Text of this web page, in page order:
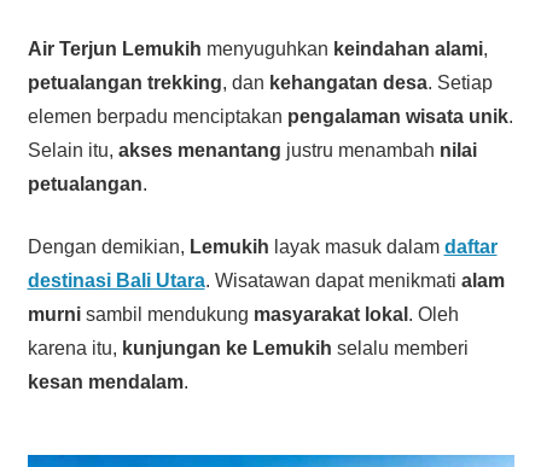
Air Terjun Lemukih menyuguhkan keindahan alami,
petualangan trekking, dan kehangatan desa. Setiap
elemen berpadu menciptakan pengalaman wisata unik.
Selain itu, akses menantang justru menambah nilai
petualangan.
Dengan demikian, Lemukih layak masuk dalam daftar
destinasi Bali Utara. Wisatawan dapat menikmati alam
murnisambil mendukung masyarakat lokal . Oleh
karena itu, kunjungan ke Lemukih selalu memberi
kesan mendalam.